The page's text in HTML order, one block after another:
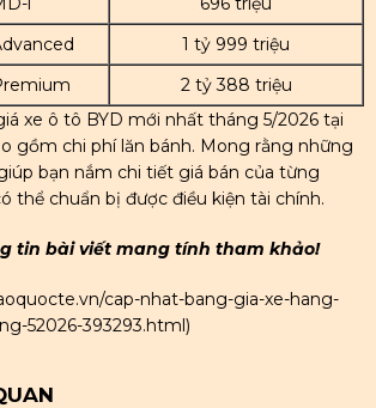
1 tỷ 999 triệu
2 tỷ 388 triệu
xe ô tô BYD mới nhất tháng 5/2026 tại
gồm chi phí lăn bánh. Mong rằng những
bạn nắm chi tiết giá bán của từng
thể chuẩn bị được điều kiện tài chính.
tin bài viết mang tính tham khảo!
cap-nhat-bang-gia-xe-hang-
52026-393293.html)